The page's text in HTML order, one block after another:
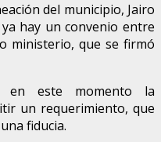
del municipio, Jairo
hay un convenio entre
ministerio, que se firmó
en este momento la
un requerimiento, que
fiducia.